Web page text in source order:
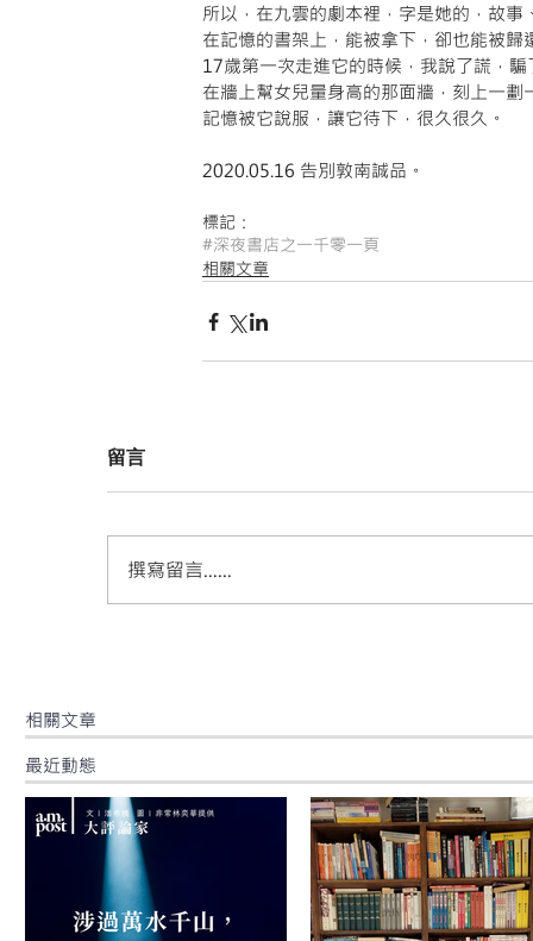
所以，在九雲的劇本裡，字是她的，故
在記憶的書架上，能被拿下，卻也能被歸
17歲第一次走進它的時候，我說了謊，
在牆上幫女兒量身高的那面牆，刻上一劃
記憶被它說服，讓它待下，很久很久。
2020.05.16 告別敦南誠品。
標記：
#深夜書店之一千零一頁
相關文章
留言
撰寫留言......
​相關文章
最近動態